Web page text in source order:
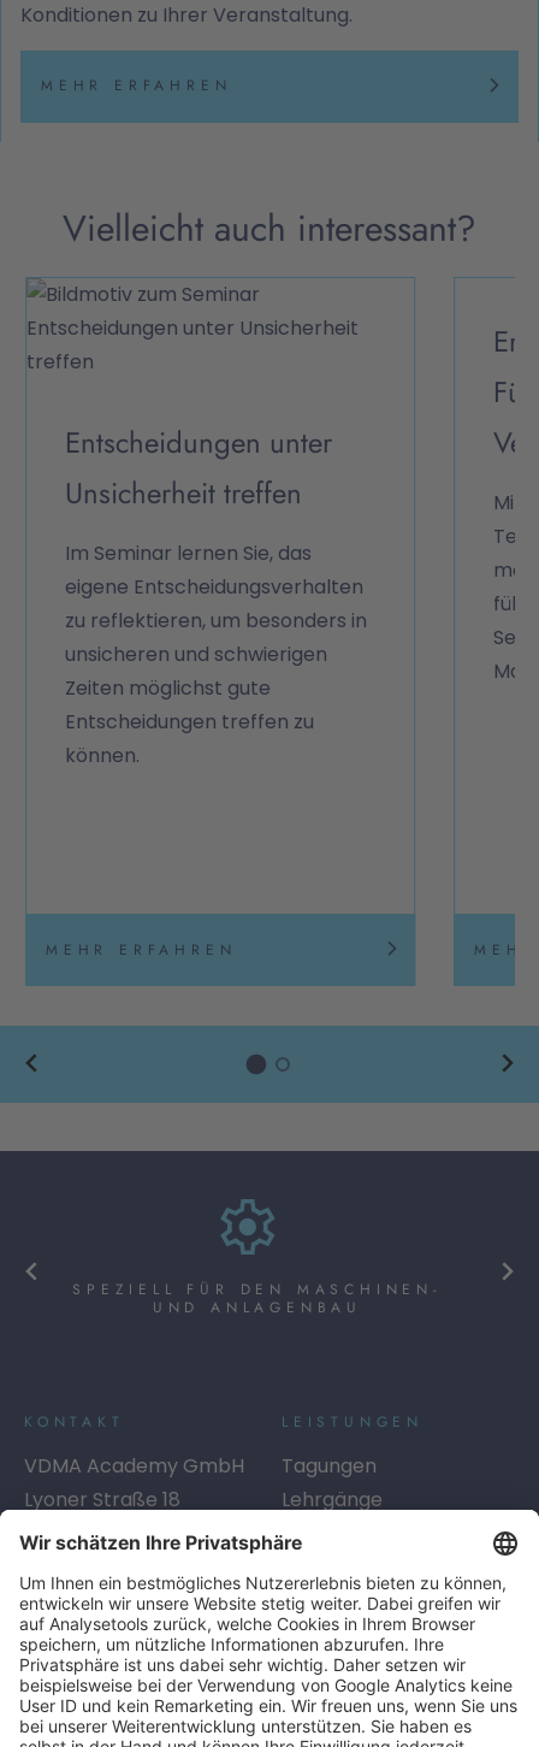
Konditionen zu Ihrer Veranstaltung.
MEHR ERFAHREN
Vielleicht auch interessant?
Entscheidungen unter
Unsicherheit treffen
Im Seminar lernen Sie, das
eigene Entscheidungsverhalten
zu reflektieren, um besonders in
unsicheren und schwierigen
Zeiten möglichst gute
Entscheidungen treffen zu
können.
MEHR ERFAHREN
Mit
SPEZIELL FÜR DEN MASCHINEN-
UND ANLAGENBAU
KONTAKT
VDMA Academy GmbH
Lyoner Straße 18
60528Frankfurt am Main
E-Mail:academy@vdma.eu
LEISTUNGEN
Tagungen
Lehrgänge
Seminare
Beratung
SERVICE
Info-Service
Kontakt
Anreise
LINKS
AGB
AGB Inhouse
Datenschutzerklärung